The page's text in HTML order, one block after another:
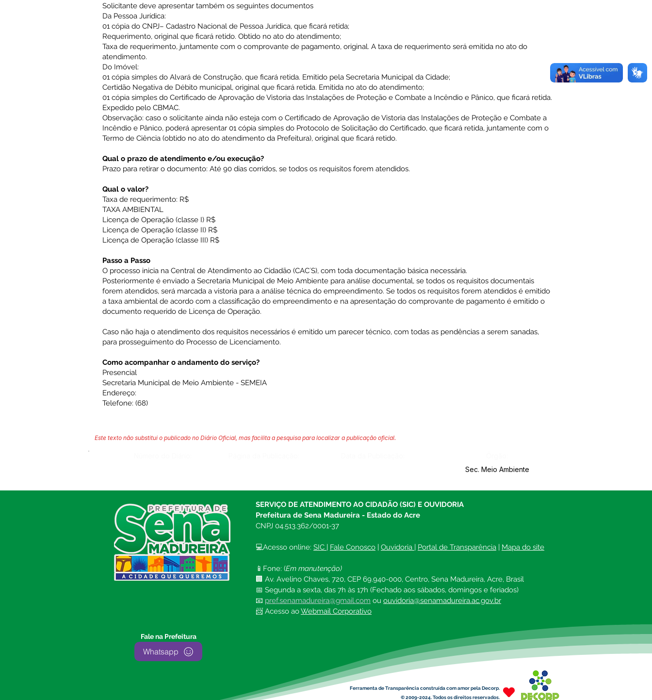
Solicitante deve apresentar também os seguintes documentos
Da Pessoa Jurídica:
01 cópia do CNPJ– Cadastro Nacional de Pessoa Jurídica, que ficará retida;
Requerimento, original que ficará retido. Obtido no ato do atendimento;
Taxa de requerimento, juntamente com o comprovante de pagamento, original. A taxa de requerimento será emitida no ato do
atendimento.
Do Imóvel:
01 cópia simples do Alvará de Construção, que ficará retida. Emitido pela Secretaria Municipal da Cidade;
Certidão Negativa de Débito municipal, original que ficará retida. Emitida no ato do atendimento;
01 cópia simples do Certificado de Aprovação de Vistoria das Instalações de Proteção e Combate a Incêndio e Pânico, que ficará retida.
Expedido pelo CBMAC.
Observação: caso o solicitante ainda não esteja com o Certificado de Aprovação de Vistoria das Instalações de Proteção e Combate a
Incêndio e Pânico, poderá apresentar 01 cópia simples do Protocolo de Solicitação do Certificado, que ficará retida, juntamente com o
Termo de Ciência (obtido no ato do atendimento da Prefeitura), original que ficará retido.
Qual o prazo de atendimento e/ou execução?
Prazo para retirar o documento: Até 90 dias corridos, se todos os requisitos forem atendidos.
Qual o valor?
Taxa de requerimento: R$
TAXA AMBIENTAL
Licença de Operação (classe I) R$
Licença de Operação (classe II) R$
Licença de Operação (classe III) R$
Passo a Passo
O processo inicia na Central de Atendimento ao Cidadão (CAC´S), com toda documentação básica necessária.
Posteriormente é enviado a Secretaria Municipal de Meio Ambiente para análise documental, se todos os requisitos documentais
forem atendidos, será marcada a vistoria para a análise técnica do empreendimento. Se todos os requisitos forem atendidos é emitido
a taxa ambiental de acordo com a classificação do empreendimento e na apresentação do comprovante de pagamento é emitido o
documento requerido de Licença de Operação.
Caso não haja o atendimento dos requisitos necessários é emitido um parecer técnico, com todas as pendências a serem sanadas,
para prosseguimento do Processo de Licenciamento.
Como acompanhar o andamento do serviço?
Presencial
Secretaria Municipal de Meio Ambiente - SEMEIA
Endereço:
Telefone: (68)
Este texto não substitui o publicado no Diário Oficial, mas facilita a pesquisa para localizar a publicação oficial.
Sec. Meio Ambiente
CIDADÃO (SIC) E OUVIDORIA
Prefeitura de Sena Madureira
CNPJ 04.513.362/0001-37
Av. Avelino Chaves, n° 720, 69940-
Sena Madureira, Acre, Brasil
Fone: +55 (68) 9927-0502
SERVIÇO DE ATENDIMENTO AO CIDADÃO (SIC) E OUVIDORIA
Prefeitura de Sena Madureira - Estado do Acre
CNPJ 04.513.362/0001-37
💻Acesso online: SIC | Fale Conosco | Ouvidoria | Portal de Transparência | Mapa do site
📱Fone: (Em manutenção)
🏢 Av. Avelino Chaves, 720, CEP 69.940-000, Centro, Sena Madureira, Acre, Brasil
📅 Segunda a sexta, das 7h às 17h (Fechado aos sábados, domingos e feriados)
📧 pref.senamadureira@gmail.com ou ouvidoria@senamadureira.ac.gov.br
📨 Acesso ao Webmail Corporativo
Fale na Prefeitura
Whatsapp
Ferramenta de Transparência construída com amor pela Decorp.
© 2009-2024. Todos os direitos reservados.